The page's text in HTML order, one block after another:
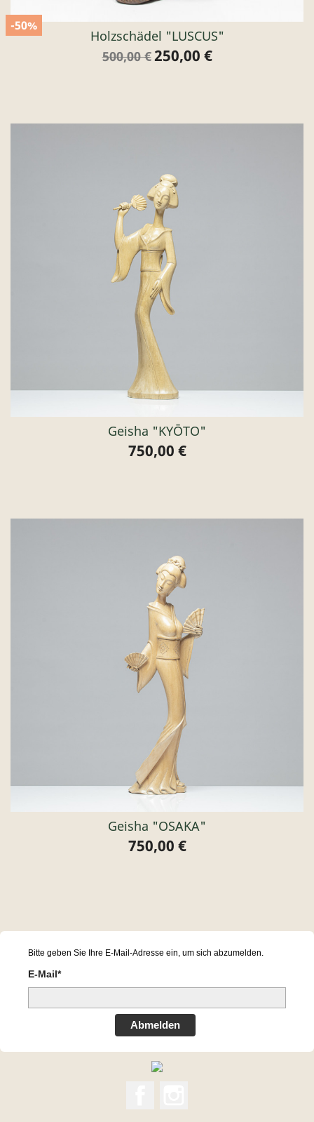
Holzschädel "LUSCUS"
Verkaufspreis
500,00 €
-50%
Preis
250,00 €
Geisha "KYŌTO"
Preis
750,00 €
Geisha "OSAKA"
Preis
750,00 €
Bitte geben Sie Ihre E-Mail-Adresse ein, um sich abzumelden.
E-Mail*
Abmelden